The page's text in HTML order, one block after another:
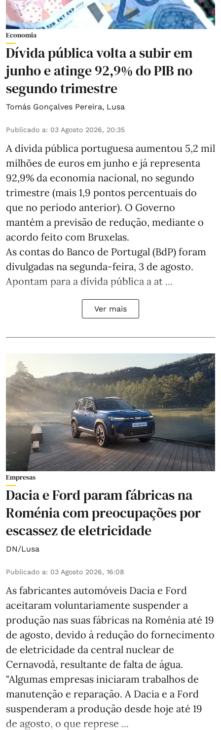
Economia
Dívida pública volta a subir em
junho e atinge 92,9% do PIB no
segundo trimestre
Tomás Gonçalves Pereira, Lusa
Publicado a: 03 Agosto 2026, 20:35
A dívida pública portuguesa aumentou 5,2 mil
milhões de euros em junho e já representa
92,9% da economia nacional, no segundo
trimestre (mais 1,9 pontos percentuais do
que no período anterior). O Governo
mantém a previsão de redução, mediante o
acordo feito com Bruxelas.
As contas do Banco de Portugal (BdP) foram
divulgadas na segunda-feira, 3 de agosto.
Apontam para a dívida pública a at ...
Ver mais
Empresas
Dacia e Ford param fábricas na
Roménia com preocupações por
escassez de eletricidade
DN/Lusa
Publicado a: 03 Agosto 2026, 16:08
As fabricantes automóveis Dacia e Ford
aceitaram voluntariamente suspender a
produção nas suas fábricas na Roménia até 19
de agosto, devido à redução do fornecimento
de eletricidade da central nuclear de
Cernavodă, resultante de falta de água.
"Algumas empresas iniciaram trabalhos de
manutenção e reparação. A Dacia e a Ford
suspenderam a produção desde hoje até 19
de agosto, o que represe ...